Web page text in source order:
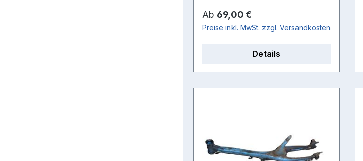
Regulärer Preis:
Ab 69,00 €
Preise inkl. MwSt. zzgl. Versandkosten
Details